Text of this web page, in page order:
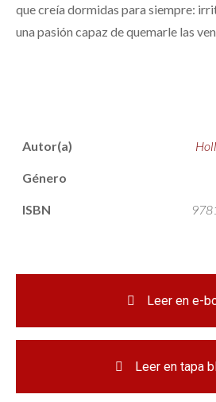
que creía dormidas para siempre:
una pasión capaz de quemarle las
Autor(a)
Género
ISBN
Leer en e-
Leer en tapa